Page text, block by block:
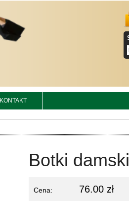
KONTAKT
Botki
Cena: 76.00 zł